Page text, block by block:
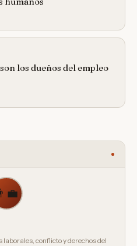
los dueños del empleo
conflicto y derechos del